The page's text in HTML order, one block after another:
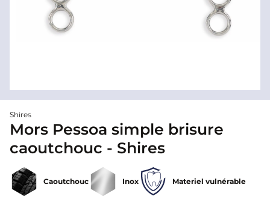
Shires
Mors Pessoa simple brisure
caoutchouc - Shires
Caoutchouc Inox Materiel vulnérable